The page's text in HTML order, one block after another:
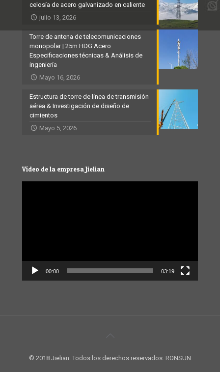
celosía de acero galvanizado en caliente
julio 13, 2026
Torre de antena de telecomunicaciones
monopolar | 25m HDG Acero
Especificaciones técnicas & Análisis de
ingeniería
Mayo 16, 2026
Estructura de torre de línea de transmisión
aérea & Investigación de diseño de
cimientos
Mayo 5, 2026
Vídeo de la empresa Jielian
00:00 03:19
© 2018 Jielian. Todos los derechos reservados. RONSUN